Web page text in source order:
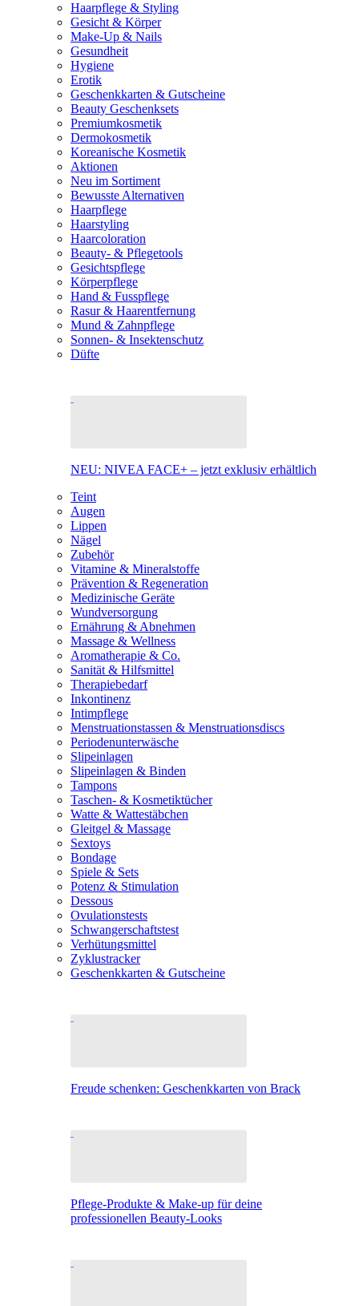
Haarpflege & Styling
Gesicht & Körper
Make-Up & Nails
Gesundheit
Hygiene
Erotik
Geschenkkarten & Gutscheine
Beauty Geschenksets
Premiumkosmetik
Dermokosmetik
Koreanische Kosmetik
Aktionen
Neu im Sortiment
Bewusste Alternativen
Haarpflege
Haarstyling
Haarcoloration
Beauty- & Pflegetools
Gesichtspflege
Körperpflege
Hand & Fusspflege
Rasur & Haarentfernung
Mund & Zahnpflege
Sonnen- & Insektenschutz
Düfte
NEU: NIVEA FACE+ – jetzt exklusiv erhältlich
Teint
Augen
Lippen
Nägel
Zubehör
Vitamine & Mineralstoffe
Prävention & Regeneration
Medizinische Geräte
Wundversorgung
Ernährung & Abnehmen
Massage & Wellness
Aromatherapie & Co.
Sanität & Hilfsmittel
Therapiebedarf
Inkontinenz
Intimpflege
Menstruationstassen & Menstruationsdiscs
Periodenunterwäsche
Slipeinlagen
Slipeinlagen & Binden
Tampons
Taschen- & Kosmetiktücher
Watte & Wattestäbchen
Gleitgel & Massage
Sextoys
Bondage
Spiele & Sets
Potenz & Stimulation
Dessous
Ovulationstests
Schwangerschaftstest
Verhütungsmittel
Zyklustracker
Geschenkkarten & Gutscheine
Freude schenken: Geschenkkarten von Brack
Pflege-Produkte & Make-up für deine
professionellen Beauty-Looks